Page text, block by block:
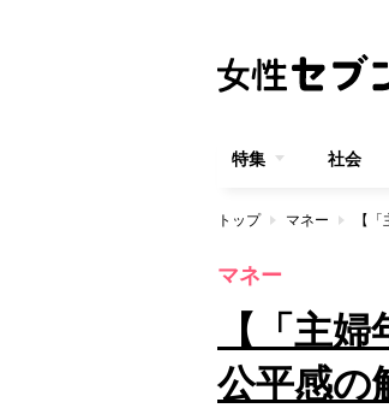
特集 社会
トップ マネー
マネー
【「主
公平感の